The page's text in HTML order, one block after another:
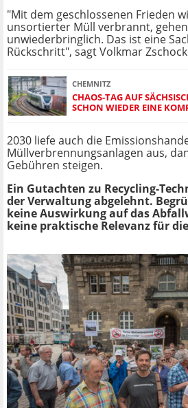
"Mit dem geschlossenen Frieden
unsortierter Müll verbrannt,
unwiederbringlich. Das ist eine
Rückschritt", sagt Volkmar
CHEMNITZ
CHAOS-TAG AUF
SCHON WIEDER EINE
2030 liefe auch die
Müllverbrennungsanlagen aus,
Gebühren steigen.
Ein Gutachten zu Recycling-
der Verwaltung abgelehnt.
keine Auswirkung auf das
keine praktische Relevanz für